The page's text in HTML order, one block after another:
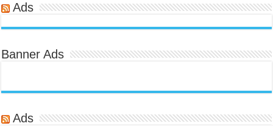
Ads
Banner Ads
Ads